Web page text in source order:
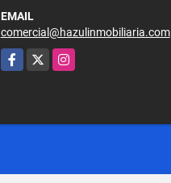
EMAIL
comercial@hazulinmobiliaria.com
Facebook
X Instagram